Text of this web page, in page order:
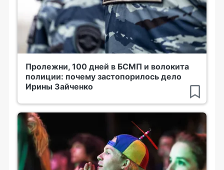
Пролежни, 100 дней в БСМП и волокита
полиции: почему застопорилось дело
Ирины Зайченко